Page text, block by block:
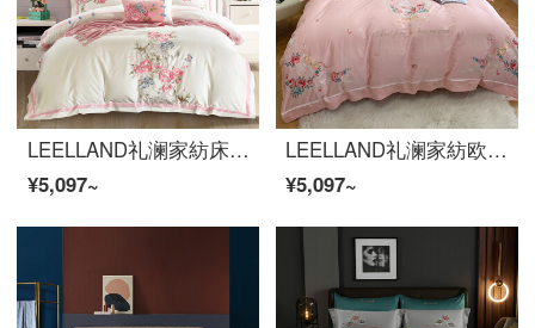
LEELLAND礼澜家紡床品セット新中国式60本の綿刺繍の全綿ベッドの上に4つのセットの純綿綿綿の綿の綿の綿の綿の綿の綿の綿の布団カバー4つのセットの恥ずかしい花-米粉1.5-1.8メートルのベッド/200*230 cm
¥5,097~
LEELLAND礼澜家紡欧式軽奢60本の綿刺繍ベッドの上に五つ星ホテルのベッド用品の純綿サンプルセットバレエガール1.5-1.8メートルベッド/200*230 cm
¥5,097~